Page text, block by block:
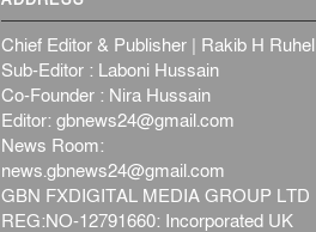
Chief Editor & Publisher | Rakib H Ruhel
Sub-Editor : Laboni Hussain
Co-Founder : Nira Hussain
Editor:gbnews24@gmail.com
News Room:
news.gbnews24@gmail.com
GBN FXDIGITAL MEDIA GROUP LTD
REG:NO-12791660: Incorporated UK